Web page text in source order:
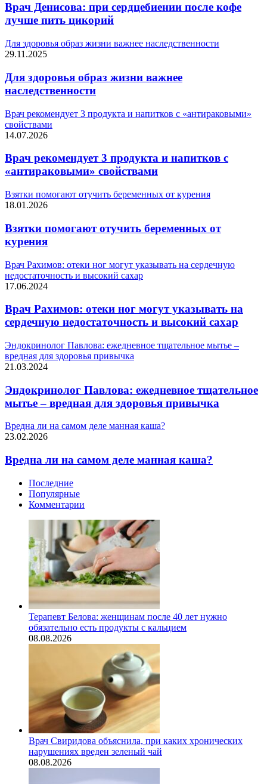
Врач Денисова: при сердцебиении после кофе
лучше пить цикорий
Для здоровья образ жизни важнее наследственности
29.11.2025
Для здоровья образ жизни важнее
наследственности
Врач рекомендует 3 продукта и напитков с «антираковыми»
свойствами
14.07.2026
Врач рекомендует 3 продукта и напитков с
«антираковыми» свойствами
Взятки помогают отучить беременных от курения
18.01.2026
Взятки помогают отучить беременных от
курения
Врач Рахимов: отеки ног могут указывать на сердечную
недостаточность и высокий сахар
17.06.2024
Врач Рахимов: отеки ног могут указывать на
сердечную недостаточность и высокий сахар
Эндокринолог Павлова: ежедневное тщательное мытье –
вредная для здоровья привычка
21.03.2024
Эндокринолог Павлова: ежедневное тщательное
мытье – вредная для здоровья привычка
Вредна ли на самом деле манная каша?
23.02.2026
Вредна ли на самом деле манная каша?
Последние
Популярные
Комментарии
Терапевт Белова: женщинам после 40 лет нужно
обязательно есть продукты с кальцием
08.08.2026
Врач Свиридова объяснила, при каких хронических
нарушениях вреден зеленый чай
08.08.2026